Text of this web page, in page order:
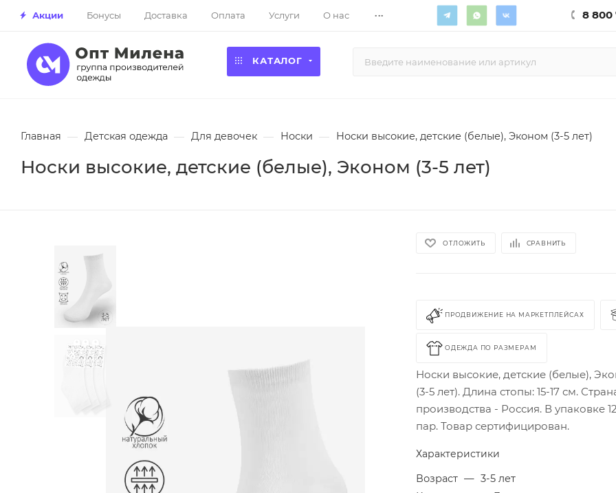
Акции Бонусы Доставка Оплата Услуги О нас ... 8 800
КАТАЛОГ
Главная — Детская одежда — Для девочек — Носки — Носки высокие, детские (белые), Эконом (3-5 лет)
Носки высокие, детские (белые), Эконом (3-5 лет)
ОТЛОЖИТЬ СРАВНИТЬ
ПРОДВИЖЕНИЕ НА МАРКЕТПЛЕЙСАХ
ОДЕЖДА ПО РАЗМЕРАМ
Носки высокие, детские (белые),
(3-5 лет). Длина стопы: 15-17 см.
производства - Россия. В упаковке
пар. Товар сертифицирован.
Характеристики
Возраст — 3-5 лет